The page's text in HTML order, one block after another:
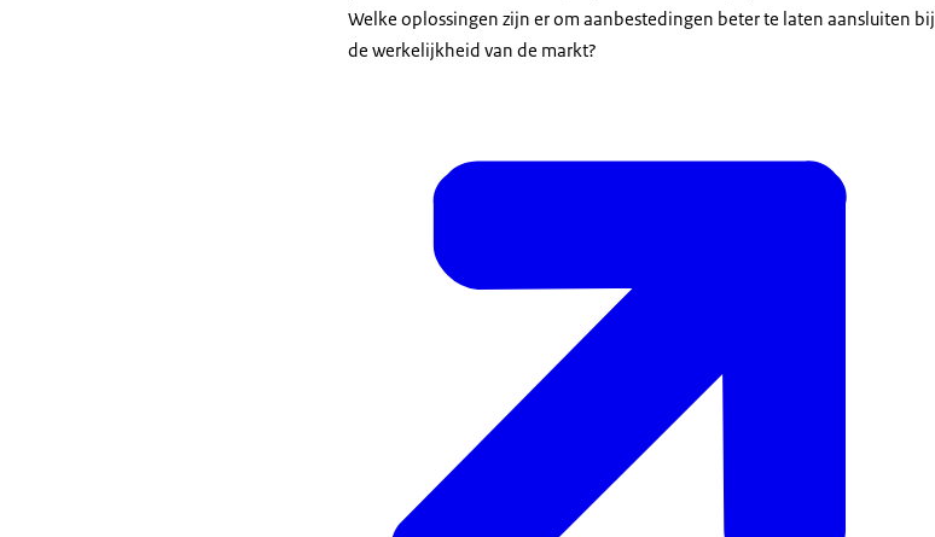
Welke oplossingen zijn er om aanbestedingen beter te laten aansluiten bij
de werkelijkheid van de markt?